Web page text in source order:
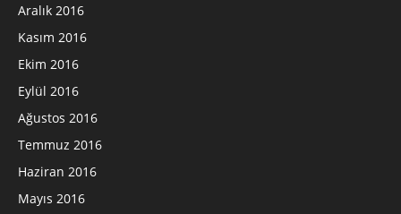
Aralık 2016
Kasım 2016
Ekim 2016
Eylül 2016
Ağustos 2016
Temmuz 2016
Haziran 2016
Mayıs 2016